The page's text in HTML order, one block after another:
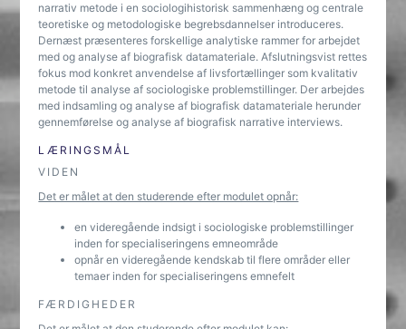
narrativ metode i en sociologihistorisk sammenhæng og centrale
teoretiske og metodologiske begrebsdannelser introduceres.
Dernæst præsenteres forskellige analytiske rammer for arbejdet
med og analyse af biografisk datamateriale. Afslutningsvist rettes
fokus mod konkret anvendelse af livsfortællinger som kvalitativ
metode til analyse af sociologiske problemstillinger. Der arbejdes
med indsamling og analyse af biografisk datamateriale herunder
gennemførelse og analyse af biografisk narrative interviews.
LÆRINGSMÅL
VIDEN
Det er målet at den studerende efter modulet opnår:
en videregående indsigt i sociologiske problemstillinger
inden for specialiseringens emneområde
opnår en videregående kendskab til flere områder eller
temaer inden for specialiseringens emnefelt
FÆRDIGHEDER